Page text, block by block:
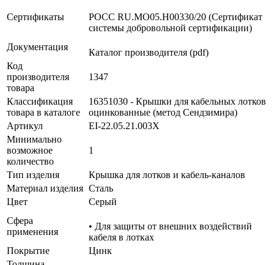
Сертификаты
РОСС RU.МО05.Н00330/20 (Сертификат
системы добровольной сертификации)
Документация
Каталог производителя (pdf)
Код
производителя
товара
1347
Классификация
товара в каталоге
16351030 - Крышки для кабельных лотков
оцинкованные (метод Сендзимира)
Артикул
EI-22.05.21.003Х
Минимально
возможное
количество
1
Тип изделия
Крышка для лотков и кабель-каналов
Материал изделия Сталь
Цвет
Серый
Сфера
применения
• Для защиты от внешних воздействий
кабеля в лотках
Покрытие
Цинк